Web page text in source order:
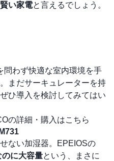
い家電と言えるでしょう。
問わず快適な室内環境を手
まだサーキュレーターを持
ひ導入を検討してみてはい
の詳細・購入はこちら
ない加湿器。EPEIOSの
のに大容量という、まさに